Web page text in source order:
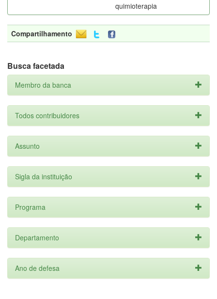
quimioterapia
Compartilhamento
Busca facetada
Membro da banca
Todos contribuidores
Assunto
Sigla da instituição
Programa
Departamento
Ano de defesa